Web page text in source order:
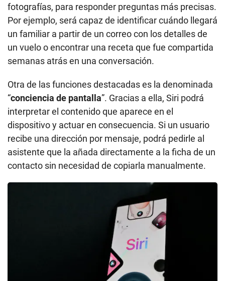
fotografías, para responder preguntas más precisas.
Por ejemplo, será capaz de identificar cuándo llegará
un familiar a partir de un correo con los detalles de
un vuelo o encontrar una receta que fue compartida
semanas atrás en una conversación.
Otra de las funciones destacadas es la denominada
“conciencia de pantalla”. Gracias a ella, Siri podrá
interpretar el contenido que aparece en el
dispositivo y actuar en consecuencia. Si un usuario
recibe una dirección por mensaje, podrá pedirle al
asistente que la añada directamente a la ficha de un
contacto sin necesidad de copiarla manualmente.